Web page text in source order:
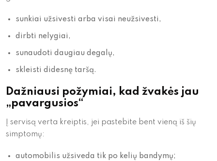
sunkiai užsivesti arba visai neužsivesti,
dirbti nelygiai,
sunaudoti daugiau degalų,
skleisti didesnę taršą.
Dažniausi požymiai, kad žvakės jau
„pavargusios“
Į servisą verta kreiptis, jei pastebite bent vieną iš šių
simptomų:
automobilis užsiveda tik po kelių bandymų;